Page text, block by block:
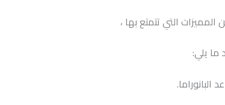
التي تتمتع بها ،
ما يلي: